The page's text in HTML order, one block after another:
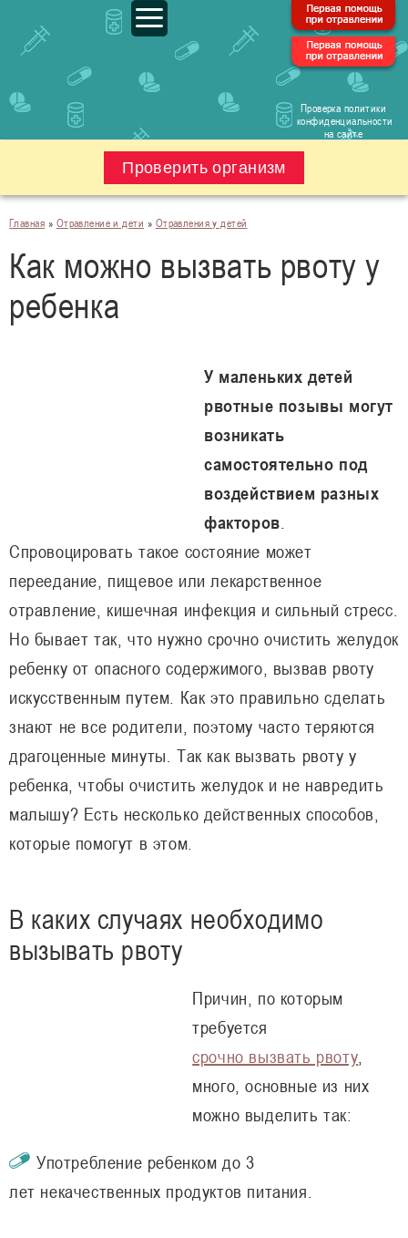
Проверка политики
конфиденциальности
на сайте
Проверить организм
Главная » Отравление и дети » Отравления у детей
Как можно вызвать рвоту у
ребенка
У маленьких детей
рвотные позывы могут
возникать
самостоятельно под
воздействием разных
факторов
Спровоцировать такое состояние может
переедание, пищевое или лекарственное
отравление, кишечная инфекция и сильный стресс.
Но бывает так, что нужно срочно очистить желудок
ребенку от опасного содержимого, вызвав рвоту
искусственным путем. Как это правильно сделать
знают не все родители, поэтому часто теряются
драгоценные минуты. Так как вызвать рвоту у
ребенка, чтобы очистить желудок и не навредить
малышу? Есть несколько действенных способов,
которые помогут в этом.
В каких случаях необходимо
вызывать рвоту
Причин, по которым
требуется
срочно вызвать рвоту
много, основные из них
можно выделить так:
Употребление ребенком до 3
лет некачественных продуктов питания.